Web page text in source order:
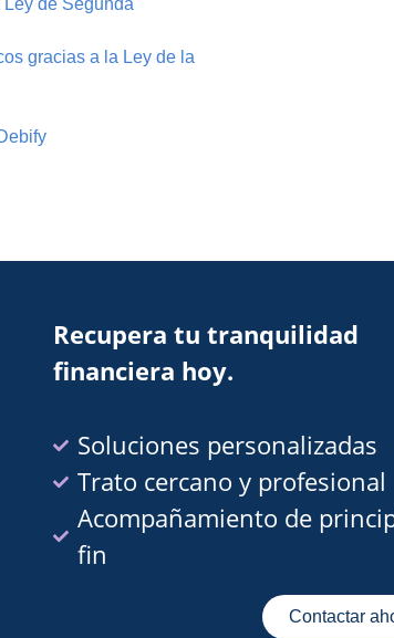
gracias a la Ley de la
Recupera tu tranquilidad
financiera hoy.
Soluciones personalizadas
Trato cercano y profesional
Acompañamiento de
fin
Contactar